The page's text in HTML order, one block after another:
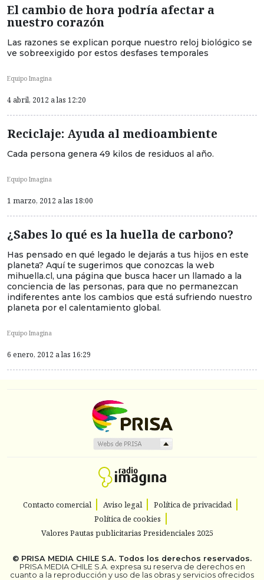
El cambio de hora podría afectar a
nuestro corazón
Las razones se explican porque nuestro reloj biológico se
ve sobreexigido por estos desfases temporales
Equipo Imagina
4 abril, 2012 a las 12:20
Reciclaje: Ayuda al medioambiente
Cada persona genera 49 kilos de residuos al año.
Equipo Imagina
1 marzo, 2012 a las 18:00
¿Sabes lo qué es la huella de carbono?
Has pensado en qué legado le dejarás a tus hijos en este
planeta? Aquí te sugerimos que conozcas la web
mihuella.cl, una página que busca hacer un llamado a la
conciencia de las personas, para que no permanezcan
indiferentes ante los cambios que está sufriendo nuestro
planeta por el calentamiento global.
Equipo Imagina
6 enero, 2012 a las 16:29
Contacto comercial Aviso legal
Política de privacidad
Política de cookies
Valores Pautas publicitarias Presidenciales 2025
© PRISA MEDIA CHILE S.A. Todos los derechos reservados.
PRISA MEDIA CHILE S.A. expresa su reserva de derechos en
cuanto a la reproducción y uso de las obras y servicios ofrecidos